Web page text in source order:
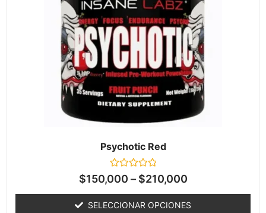
Psychotic Red
Valorado
en
de
5
$150,000 – $210,000
SELECCIONAR OPCIONES